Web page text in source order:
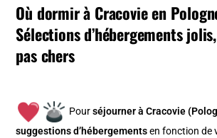
Où dormir à Cracovie en
Sélections d’hébergements
pas chers
Pourséjourner à Cracovie
suggestions d’hébergements en fonction de